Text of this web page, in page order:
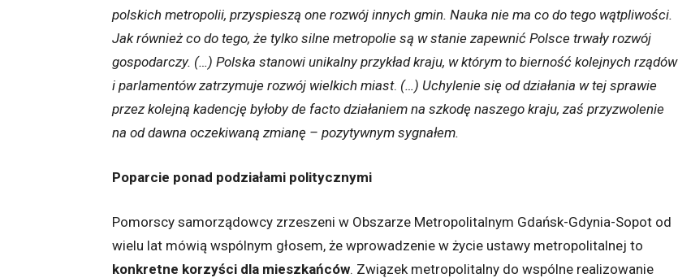
polskich metropolii, przyspieszą one rozwój innych gmin. Nauka nie ma co do tego wątpliwości.
Jak również co do tego, że tylko silne metropolie są w stanie zapewnić Polsce trwały rozwój
gospodarczy. (…) Polska stanowi unikalny przykład kraju, w którym to bierność kolejnych rządów
i parlamentów zatrzymuje rozwój wielkich miast. (…) Uchylenie się od działania w tej sprawie
przez kolejną kadencję byłoby de facto działaniem na szkodę naszego kraju, zaś przyzwolenie
na od dawna oczekiwaną zmianę – pozytywnym sygnałem.
Poparcie ponad podziałami politycznymi
Pomorscy samorządowcy zrzeszeni w Obszarze Metropolitalnym Gdańsk-Gdynia-Sopot od
wielu lat mówią wspólnym głosem, że wprowadzenie w życie ustawy metropolitalnej to
konkretne korzyści dla mieszkańców. Związek metropolitalny do wspólne realizowanie